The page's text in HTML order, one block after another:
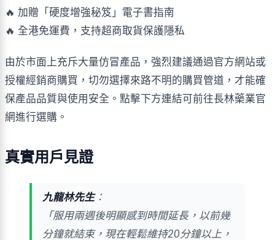
🔥 加贈「硬度增強秘笈」電子書指南
🔥 全港免運費，支持超商取貨保護隱私
由於市面上充斥大量仿冒產品，強烈建議通過官方網站或
授權經銷商購買，切勿選擇來路不明的購買管道，才能確
保產品品質與使用安全。點擊下方連結可前往長林藥業官
網進行選購。
真實用戶見證
九龍林先生：
「服用兩週後明顯感到時間延長，以前幾
分鐘就結束，現在輕鬆維持20分鐘以上，